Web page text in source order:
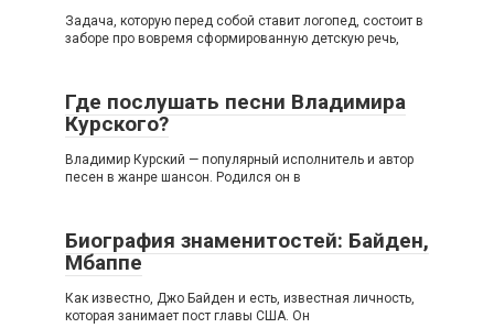
Задача, которую перед собой ставит логопед, состоит в
заборе про вовремя сформированную детскую речь,
Где послушать песни Владимира
Курского?
Владимир Курский — популярный исполнитель и автор
песен в жанре шансон. Родился он в
Биография знаменитостей: Байден,
Мбаппе
Как известно, Джо Байден и есть, известная личность,
которая занимает пост главы США. Он